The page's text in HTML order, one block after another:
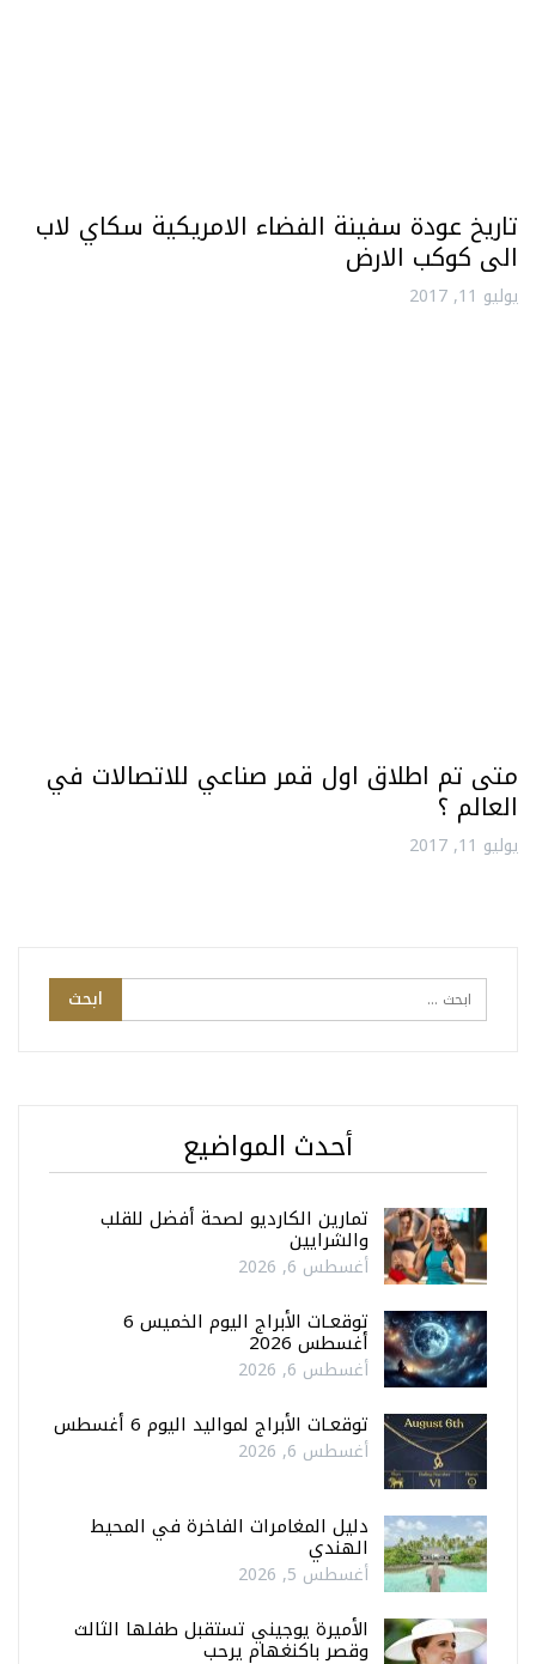
تاريخ عودة سفينة الفضاء الامريكية سكاي لاب
الى كوكب الارض
يوليو 11, 2017
متى تم اطلاق اول قمر صناعي للاتصالات في
العالم ؟
يوليو 11, 2017
أحدث المواضيع
تمارين الكارديو لصحة أفضل للقلب
والشرايين
أغسطس 6, 2026
توقعـات الأبراج اليوم الخميس 6
أغسطس 2026
أغسطس 6, 2026
توقعـات الأبراج لمواليد اليوم 6 أغسطس
أغسطس 6, 2026
دليل المغامرات الفاخرة في المحيط
الهندي
أغسطس 5, 2026
الأميرة يوجيني تستقبل طفلها الثالث
وقصر باكنغهام يرحب